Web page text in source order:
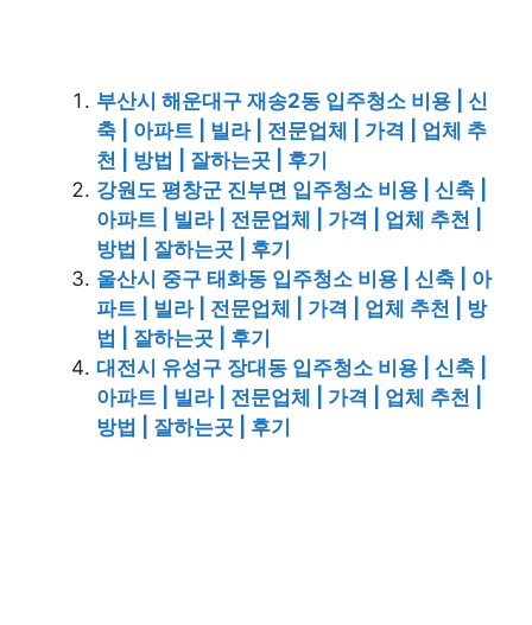
부산시 해운대구 재송2동 입주청소 비용 | 신
축 | 아파트 | 빌라 | 전문업체 | 가격 | 업체 추
천 | 방법 | 잘하는곳 | 후기
강원도 평창군 진부면 입주청소 비용 | 신축 |
아파트 | 빌라 | 전문업체 | 가격 | 업체 추천 |
방법 | 잘하는곳 | 후기
울산시 중구 태화동 입주청소 비용 | 신축 | 아
파트 | 빌라 | 전문업체 | 가격 | 업체 추천 | 방
법 | 잘하는곳 | 후기
대전시 유성구 장대동 입주청소 비용 | 신축 |
아파트 | 빌라 | 전문업체 | 가격 | 업체 추천 |
방법 | 잘하는곳 | 후기